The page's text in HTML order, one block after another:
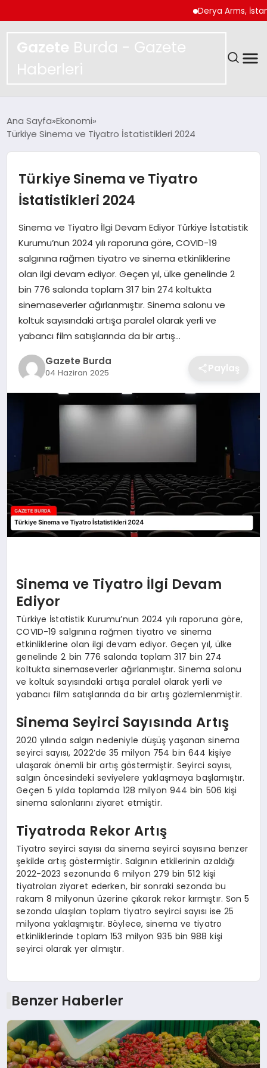
Derya Arms,
Gazete Burda - Gazete
Haberleri
SPOR
MAGAZIN
YAŞAM
EKONOMI
TEKNOLOJI
SAĞLIK
EĞITIM
DÜNYA
Ana Sayfa Ekonomi
Türkiye Sinema ve Tiyatro İstatistikleri 2024
Türkiye Sinema ve Tiyatro
İstatistikleri 2024
Sinema ve Tiyatro İlgi Devam Ediyor Türkiye İstatistik
Kurumu’nun 2024 yılı raporuna göre, COVID-19
salgınına rağmen tiyatro ve sinema etkinliklerine
olan ilgi devam ediyor. Geçen yıl, ülke genelinde 2
bin 776 salonda toplam 317 bin 274 koltukta
sinemaseverler ağırlanmıştır. Sinema salonu ve
koltuk sayısındaki artışa paralel olarak yerli ve
yabancı film satışlarında da bir artış…
Gazete Burda
04 Haziran 2025 Paylaş
Sinema ve Tiyatro İlgi Devam
Ediyor
Türkiye İstatistik Kurumu’nun 2024 yılı raporuna göre,
COVID-19 salgınına rağmen tiyatro ve sinema
etkinliklerine olan ilgi devam ediyor. Geçen yıl, ülke
genelinde 2 bin 776 salonda toplam 317 bin 274
koltukta sinemaseverler ağırlanmıştır. Sinema salonu
ve koltuk sayısındaki artışa paralel olarak yerli ve
yabancı film satışlarında da bir artış gözlemlenmiştir.
Sinema Seyirci Sayısında Artış
2020 yılında salgın nedeniyle düşüş yaşanan sinema
seyirci sayısı, 2022’de 35 milyon 754 bin 644 kişiye
ulaşarak önemli bir artış göstermiştir. Seyirci sayısı,
salgın öncesindeki seviyelere yaklaşmaya başlamıştır.
Geçen 5 yılda toplamda 128 milyon 944 bin 506 kişi
sinema salonlarını ziyaret etmiştir.
Tiyatroda Rekor Artış
Tiyatro seyirci sayısı da sinema seyirci sayısına benzer
şekilde artış göstermiştir. Salgının etkilerinin azaldığı
2022-2023 sezonunda 6 milyon 279 bin 512 kişi
tiyatroları ziyaret ederken, bir sonraki sezonda bu
rakam 8 milyonun üzerine çıkarak rekor kırmıştır. Son 5
sezonda ulaşılan toplam tiyatro seyirci sayısı ise 25
milyona yaklaşmıştır. Böylece, sinema ve tiyatro
etkinliklerinde toplam 153 milyon 935 bin 988 kişi
seyirci olarak yer almıştır.
Benzer Haberler